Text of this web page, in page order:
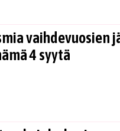
vaihdevuosien
4 syytä